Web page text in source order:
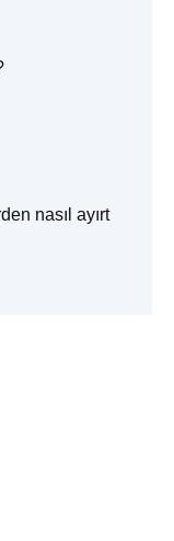
nasıl ayırt